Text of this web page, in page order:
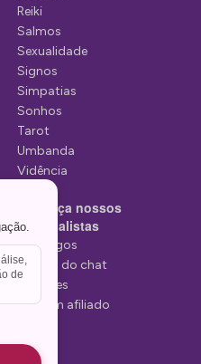
Reiki
Salmos
Sexualidade
Signos
Simpatias
Sonhos
Tarot
Umbanda
Vidência
Conheça nossos
Especialistas
Tarólogos
Estelas do chat
Videntes
Seja um afiliado
de